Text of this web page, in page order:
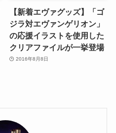
【新着エヴァグッズ】「ゴ
ジラ対エヴァンゲリオン」
の応援イラストを使用した
クリアファイルが一挙登場
2016年8月8日